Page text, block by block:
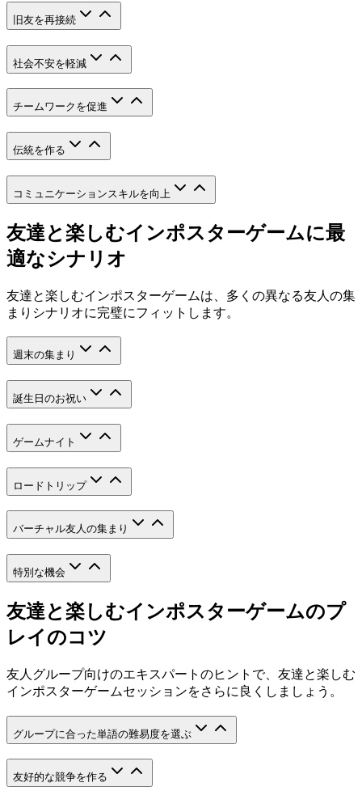
旧友を再接続
社会不安を軽減
チームワークを促進
伝統を作る
コミュニケーションスキルを向上
友達と楽しむインポスターゲームに最
適なシナリオ
友達と楽しむインポスターゲームは、多くの異なる友人の集
まりシナリオに完璧にフィットします。
週末の集まり
誕生日のお祝い
ゲームナイト
ロードトリップ
バーチャル友人の集まり
特別な機会
友達と楽しむインポスターゲームのプ
レイのコツ
友人グループ向けのエキスパートのヒントで、友達と楽しむ
インポスターゲームセッションをさらに良くしましょう。
グループに合った単語の難易度を選ぶ
友好的な競争を作る